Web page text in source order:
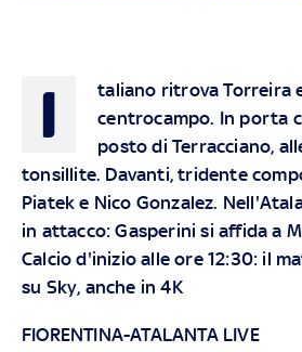
I
taliano ritrova Torreira
centrocampo. In porta
posto di Terracciano,
tonsillite. Davanti, tridente
Piatek e Nico Gonzalez.
in attacco: Gasperini si affida a
Calcio d'inizio alle ore 12:30: il
su Sky, anche in 4K
FIORENTINA-ATALANTA LIVE